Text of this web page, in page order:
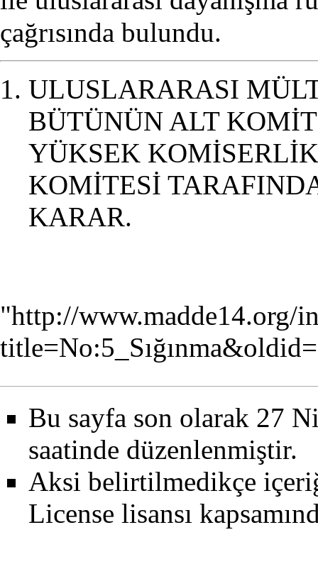
çağrısında bulundu.
ULUSLARARASI
BÜTÜNÜN ALT
YÜKSEK
KOMİTESİ
KARAR.
"http://www.madde14.org/
Bu sayfa son olarak 27
saatinde düzenlenmiştir.
Aksi belirtilmedikçe
License lisansı